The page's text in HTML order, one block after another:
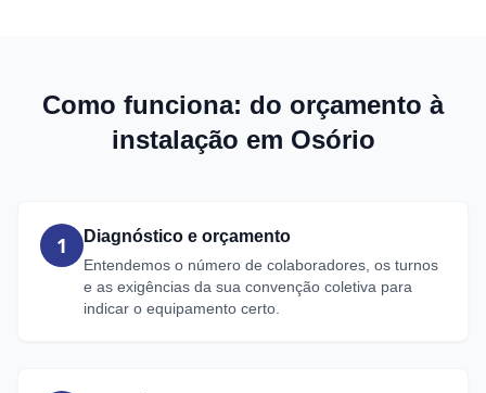
Como funciona: do orçamento à
instalação em Osório
1 Diagnóstico e orçamento
Entendemos o número de colaboradores, os turnos
e as exigências da sua convenção coletiva para
indicar o equipamento certo.